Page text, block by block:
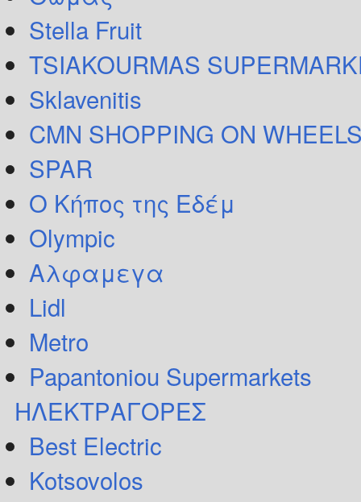
Stella Fruit
TSIAKOURMAS
Sklavenitis
CMN SHOPPING ON
SPAR
Ο Κήπος της Εδέμ
Olympic
Αλφαμεγα
Lidl
Metro
Papantoniou Supermarkets
ΗΛΕΚΤΡΑΓΟΡΕΣ
Best Electric
Kotsovolos